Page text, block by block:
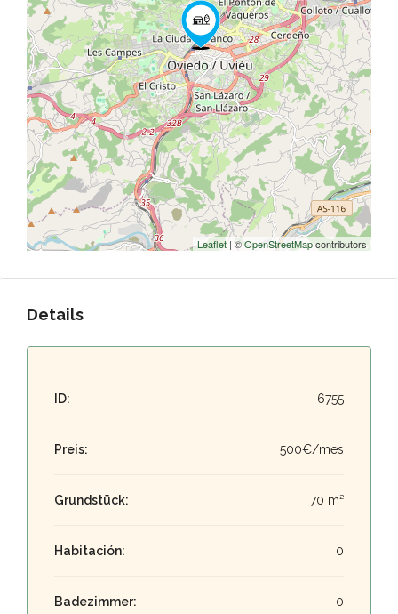
Leaflet | ©OpenStreetMapcontributors
Details
ID: 6755
Preis: 500€/mes
Grundstück: 70 m²
Habitación: 0
Badezimmer: 0